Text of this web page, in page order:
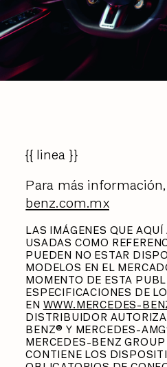
{{ linea }}
Para más
benz.com.mx
LAS IMÁGENES QUE AQUÍ
USADAS COMO
PUEDEN NO ESTAR
MODELOS EN EL
MOMENTO DE ESTA
ESPECIFICACIONES DE
EN WWW.MERCEDES-
DISTRIBUIDOR
BENZ® Y MERCEDES-
MERCEDES-BENZ
CONTIENE LOS